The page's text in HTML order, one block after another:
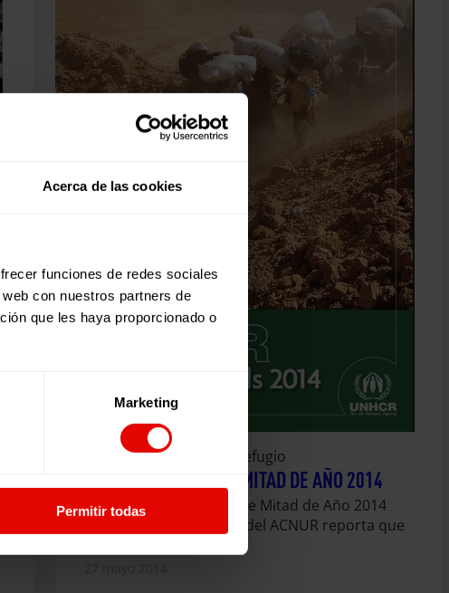
Acerca de las cookies
funciones de redes sociales
con nuestros partners de
que les haya proporcionado o
Marketing
Permitir todas
Estudios Migración y refugio
ACNUR: TENDENCIAS MITAD DE AÑO 2014
El informe Tendencias de Mitad de Año 2014
(Mid-Year Trends 2014) del ACNUR reporta que